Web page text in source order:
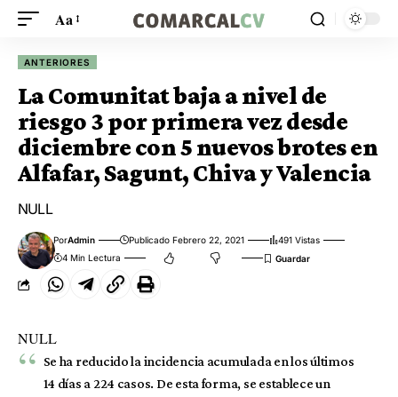
Aa
ANTERIORES
La Comunitat baja a nivel de
riesgo 3 por primera vez desde
diciembre con 5 nuevos brotes en
Alfafar, Sagunt, Chiva y Valencia
NULL
PorAdmin Publicado Febrero 22, 2021
491 Vistas
4 Min Lectura
NULL
Se ha reducido la incidencia acumulada en los últimos
14 días a 224 casos. De esta forma, se establece un